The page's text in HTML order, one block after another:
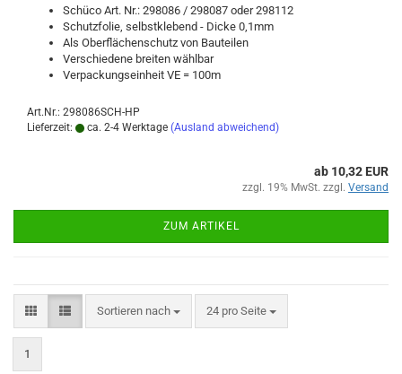
Schü­co Art. Nr.: 298086 / 298087 oder 298112
Schutz­fo­lie, selbst­kle­bend - Dicke 0,1mm
Als Ober­flä­chen­schutz von Bau­tei­len
Ver­schie­de­ne brei­ten wähl­bar
Ver­pa­ckungs­ein­heit VE = 100m
Art.Nr.: 298086SCH-HP
Lieferzeit:
ca. 2-4 Werktage (Ausland abweichend)
ab 10,32 EUR
zzgl. 19% MwSt. zzgl. Versand
ZUM ARTIKEL
Sortieren nach
Sortieren nach 24 pro Seite
pro Seite
1